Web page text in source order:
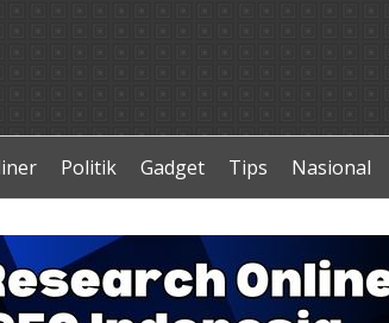
Politik Gadget Tips Nasional